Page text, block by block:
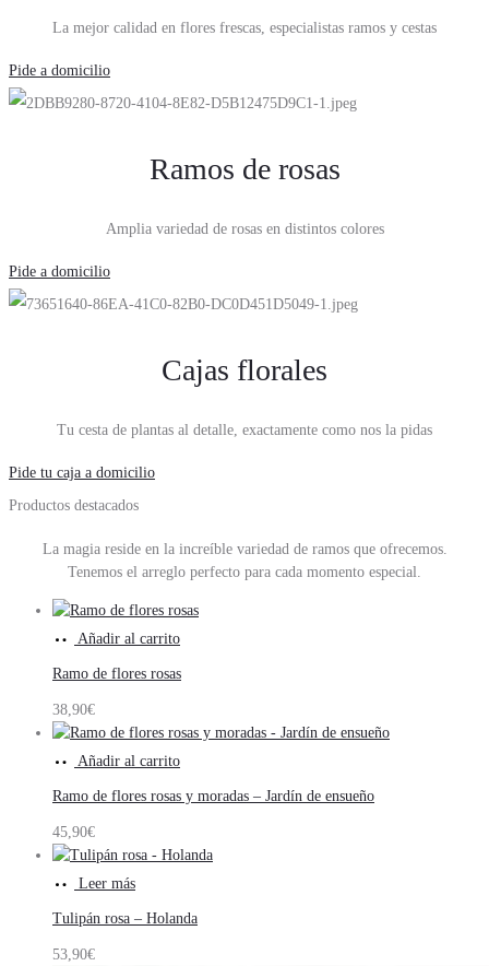
La mejor calidad en flores frescas, especialistas ramos y cestas
Pide a domicilio
Ramos de rosas
Amplia variedad de rosas en distintos colores
Pide a domicilio
Cajas florales
Tu cesta de plantas al detalle, exactamente como nos la pidas
Pide tu caja a domicilio
Productos destacados
La magia reside en la increíble variedad de ramos que ofrecemos.
Tenemos el arreglo perfecto para cada momento especial.
Añadir al carrito
Ramo de flores rosas
38,90€
Añadir al carrito
Ramo de flores rosas y moradas – Jardín de ensueño
45,90€
Leer más
Tulipán rosa – Holanda
53,90€